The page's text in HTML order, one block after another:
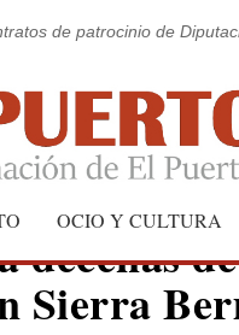
de patrocinio de
OCIO Y CULTURA
decenas
Sierra